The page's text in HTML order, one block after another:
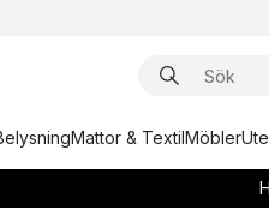
Mattor & TextilMöbler